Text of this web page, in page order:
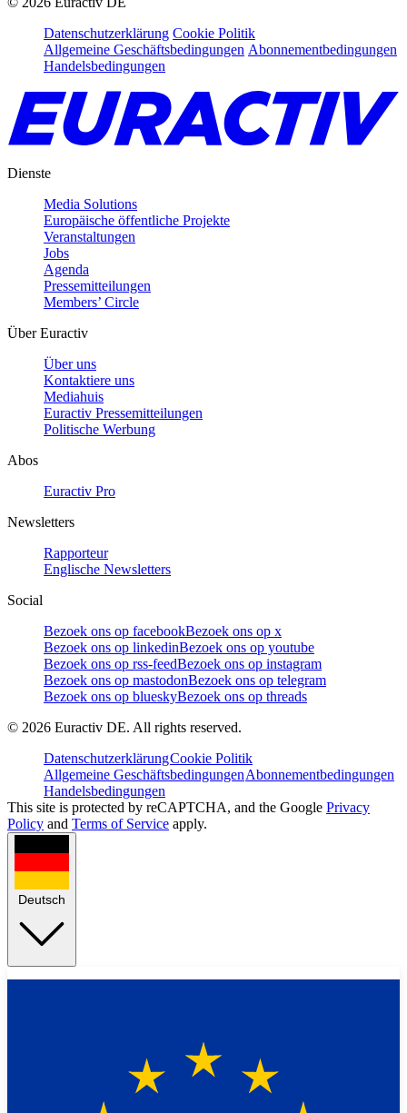
Datenschutzerklärung Cookie Politik
Allgemeine Geschäftsbedingungen Abonnementbedingungen
Handelsbedingungen
Dienste
Media Solutions
Europäische öffentliche Projekte
Veranstaltungen
Jobs
Agenda
Pressemitteilungen
Members’ Circle
Über Euractiv
Über uns
Kontaktiere uns
Mediahuis
Euractiv Pressemitteilungen
Politische Werbung
Abos
Euractiv Pro
Newsletters
Rapporteur
Englische Newsletters
Social
Bezoek ons op facebookBezoek ons op x
Bezoek ons op linkedinBezoek ons op youtube
Bezoek ons op rss-feedBezoek ons op instagram
Bezoek ons op mastodonBezoek ons op telegram
Bezoek ons op blueskyBezoek ons op threads
© 2026 Euractiv DE. All rights reserved.
DatenschutzerklärungCookie Politik
Allgemeine GeschäftsbedingungenAbonnementbedingungen
Handelsbedingungen
This site is protected by reCAPTCHA, and the Google Privacy
Policy and Terms of Service apply.
Deutsch